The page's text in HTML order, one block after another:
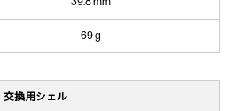
69 g
交換用シェル